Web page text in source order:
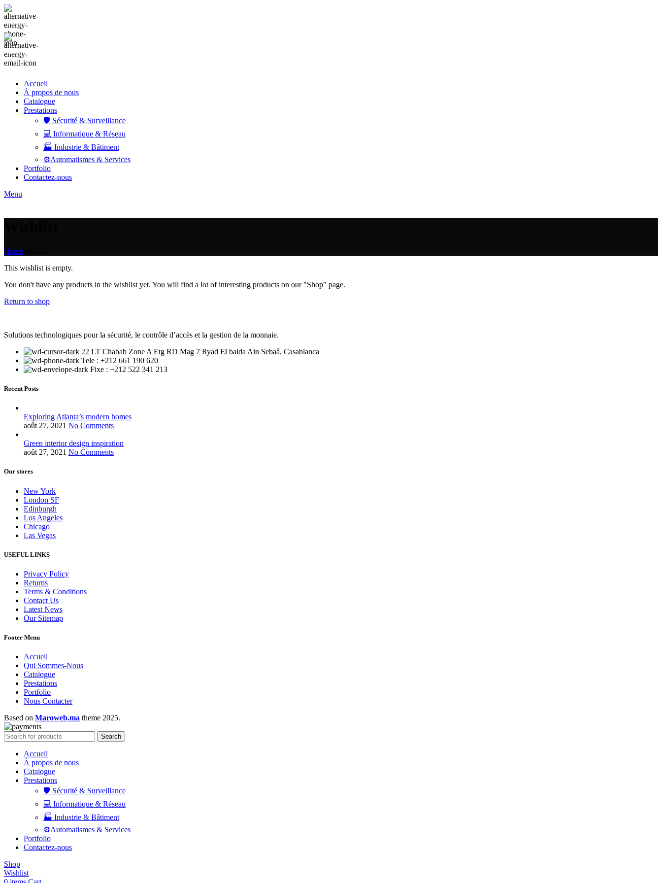
+212 522 341 213
Lettre d'information
Accueil
À propos de nous
Catalogue
Prestations
🛡️ Sécurité & Surveillance
💻 Informatique & Réseau
🏭 Industrie & Bâtiment
⚙️Automatismes & Services
Portfolio
Contactez-nous
Menu
Home
This wishlist is empty.
You don't have any products in the wishlist yet. You will find a lot of interesting products on our "Shop" page.
Return to shop
Solutions technologiques pour la sécurité, le contrôle d’accès et la gestion de la monnaie.
22 LT Chabab Zone A Etg RD Mag 7 Ryad El baida Ain Sebaâ, Casablanca
Tele : +212 661 190 620
Fixe : +212 522 341 213
Recent Posts
Exploring Atlanta’s modern homes
août 27, 2021 No Comments
Green interior design inspiration
août 27, 2021 No Comments
Our stores
New York
London SF
Edinburgh
Los Angeles
Chicago
Las Vegas
USEFUL LINKS
Privacy Policy
Returns
Terms & Conditions
Contact Us
Latest News
Our Sitemap
Footer Menu
Accueil
Qui Sommes-Nous
Catalogue
Prestations
Portfolio
Nous Contacter
Based on Maroweb.ma theme 2025.
Search
Accueil
À propos de nous
Catalogue
Prestations
🛡️ Sécurité & Surveillance
💻 Informatique & Réseau
🏭 Industrie & Bâtiment
⚙️Automatismes & Services
Portfolio
Contactez-nous
Shop
Wishlist